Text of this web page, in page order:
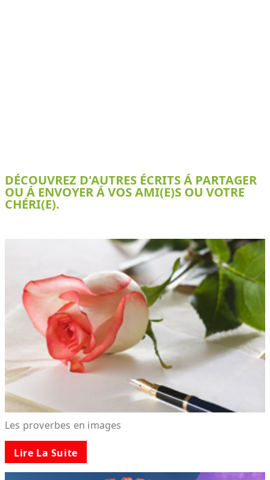
DÉCOUVREZ D'AUTRES ÉCRITS Á PARTAGER
OU Á ENVOYER Á VOS AMI(E)S OU VOTRE
CHÉRI(E).
Les proverbes en images
Lire La Suite